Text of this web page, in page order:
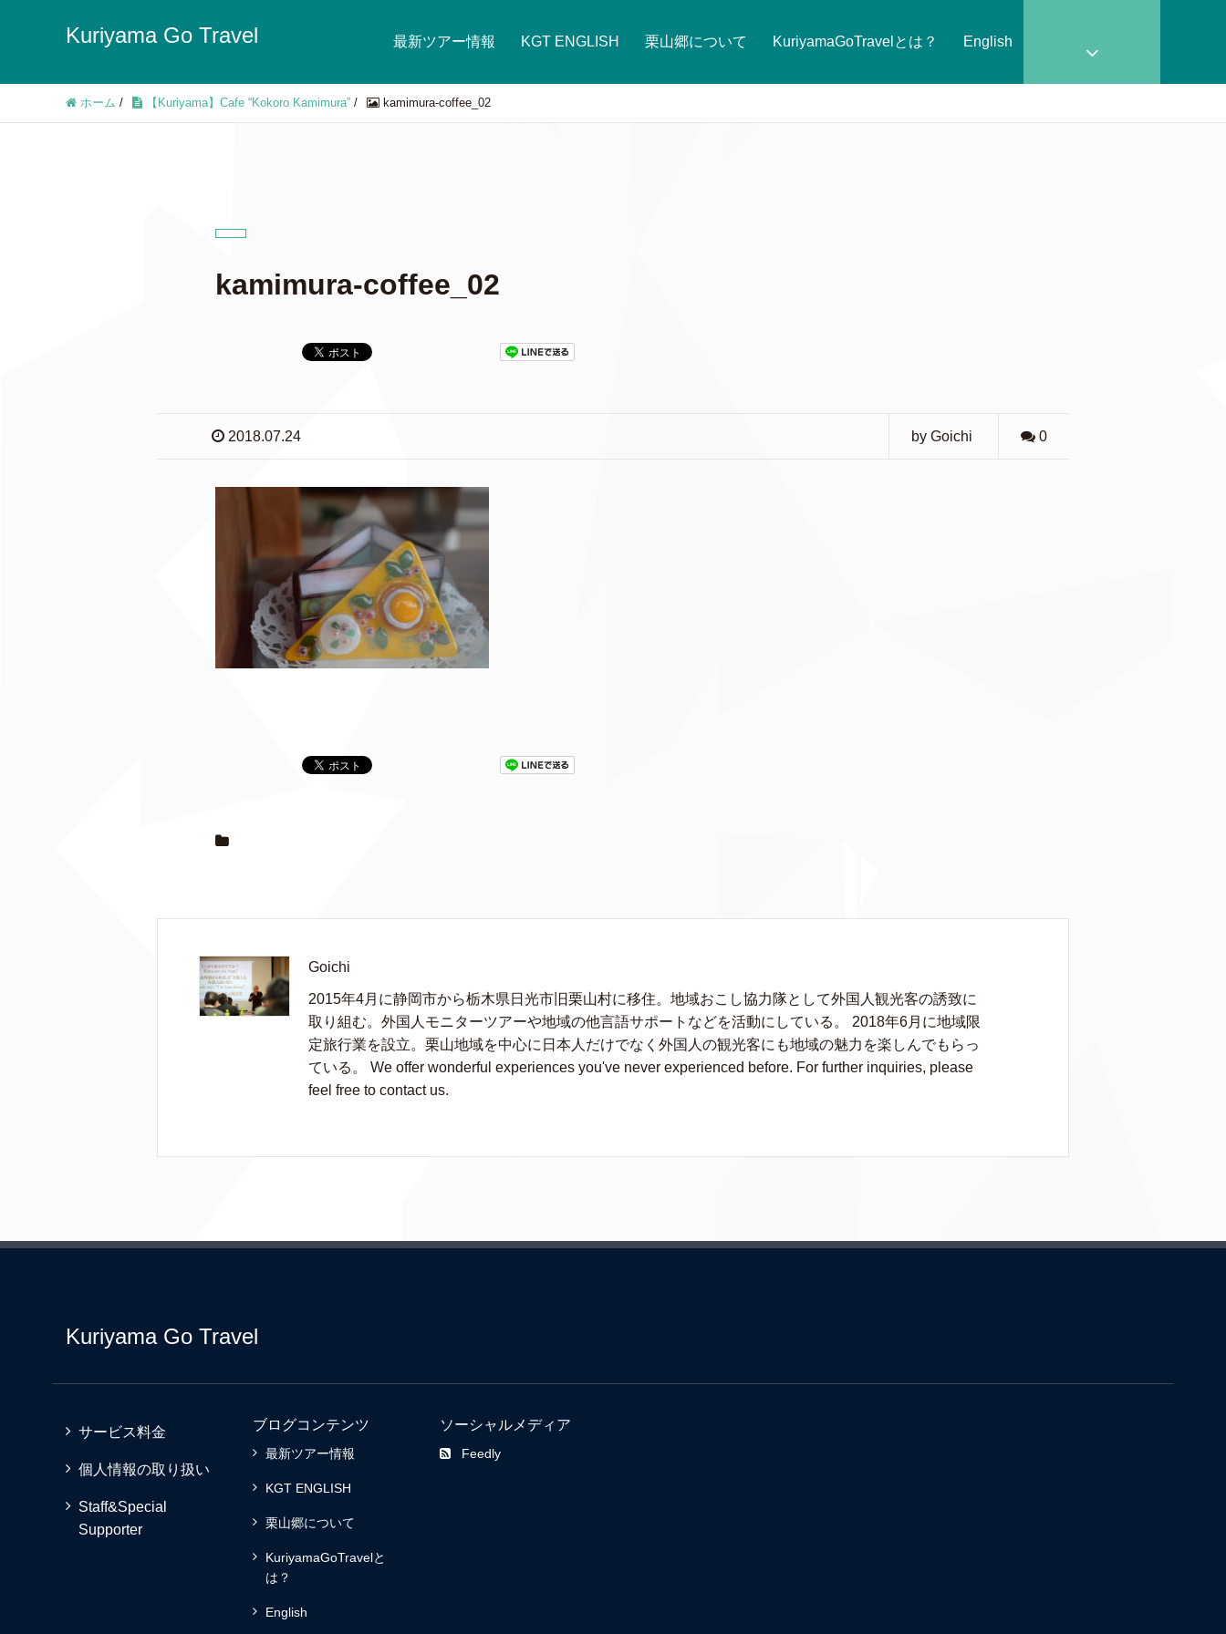
Kuriyama Go Travel 最新ツアー情報 KGT ENGLISH 栗山郷について KuriyamaGoTravelとは？ English
ホーム / 【Kuriyama】Cafe “Kokoro Kamimura” / kamimura-coffee_02
kamimura-coffee_02
2018.07.24 by Goichi 0
Goichi
2015年4月に静岡市から栃木県日光市旧栗山村に移住。地域おこし協力隊として外国人観光客の誘致に
取り組む。外国人モニターツアーや地域の他言語サポートなどを活動にしている。 2018年6月に地域限
定旅行業を設立。栗山地域を中心に日本人だけでなく外国人の観光客にも地域の魅力を楽しんでもらっ
ている。 We offer wonderful experiences you've never experienced before. For further inquiries, please
feel free to contact us.
Kuriyama Go Travel
サービス料金
個人情報の取り扱い
Staff&Special
Supporter
ブログコンテンツ
最新ツアー情報
KGT ENGLISH
栗山郷について
KuriyamaGoTravelと
は？
English
ソーシャルメディア
Feedly